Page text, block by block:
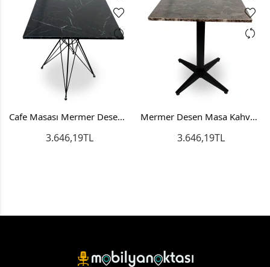
Cafe Masası Mermer Desen Siyah Line
3.646,19TL
Mermer Desen Masa Kahverengi Cafe Masası
3.646,19TL